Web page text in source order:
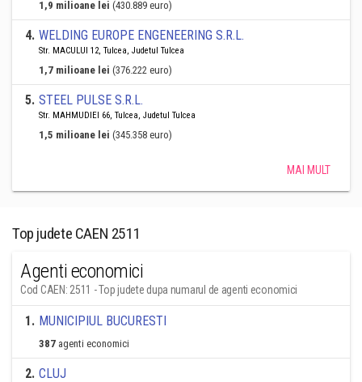
1,9 milioane lei (430.889 euro)
4. WELDING EUROPE ENGENEERING S.R.L.
Str. MACULUI 12, Tulcea, Judetul Tulcea
1,7 milioane lei (376.222 euro)
5. STEEL PULSE S.R.L.
Str. MAHMUDIEI 66, Tulcea, Judetul Tulcea
1,5 milioane lei (345.358 euro)
MAI MULT
Top judete CAEN 2511
Agenti economici
Cod CAEN: 2511 - Top judete dupa numarul de agenti economici
1. MUNICIPIUL BUCURESTI
387 agenti economici
2. CLUJ